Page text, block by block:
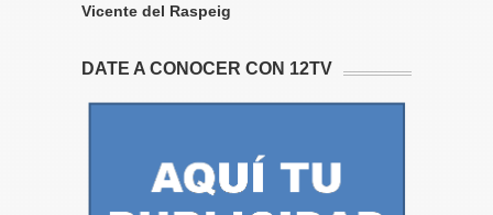
Vicente del Raspeig
DATE A CONOCER CON 12TV